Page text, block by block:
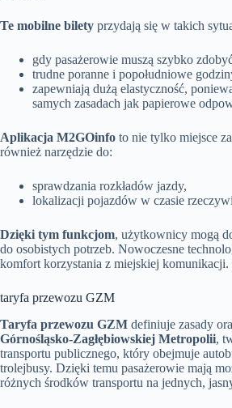
Te mobilne bilety przydają się w takich
gdy pasażerowie muszą szybko
trudne poranne i popołudniowe
zapewniają dużą elastyczność,
samych zasadach jak papierowe
Aplikacja M2GOinfo to nie tylko miejsce
również narzędzie do:
sprawdzania rozkładów jazdy,
lokalizacji pojazdów w czasie
Dzięki tym funkcjom, użytkownicy mogą
do osobistych potrzeb. Nowoczesne
komfort korzystania z miejskiej komunikacji.
taryfa przewozu GZM
Taryfa przewozu GZM definiuje zasady
Górnośląsko-Zagłębiowskiej Metropolii,
transportu publicznego, który obejmuje
trolejbusy. Dzięki temu pasażerowie mają
różnych środków transportu na jednych,